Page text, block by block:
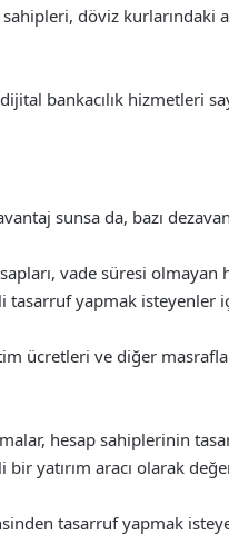
döviz kurlarındaki
bankacılık hizmetleri
sunsa da, bazı
vade süresi
tasarruf yapmak isteyenler
ücretleri ve diğer
hesap sahiplerinin
yatırım aracı olarak
tasarruf yapmak